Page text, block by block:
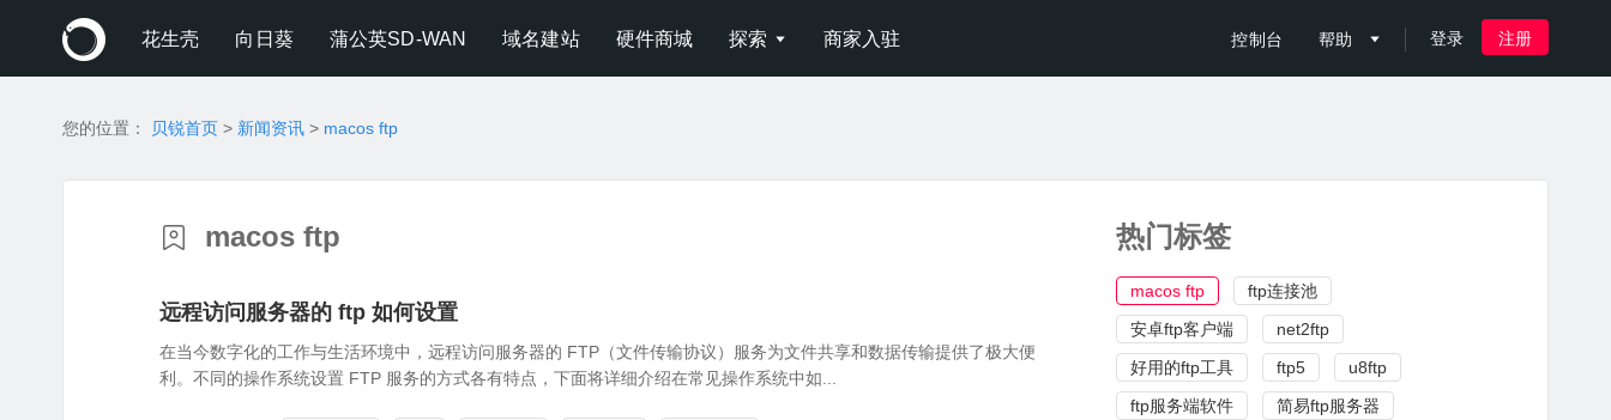
花生壳 向日葵 蒲公英SD-WAN 域名建站 硬件商城 探索  商家入驻 控制台 帮助  登录 注册
您的位置： 贝锐首页 > 新闻资讯 > macos ftp
热门标签
macos ftp
ftp连接池
安卓ftp客户端
net2ftp
好用的ftp工具
ftp5
u8ftp
ftp服务端软件
简易ftp服务器
macos ftp
远程访问服务器的 ftp 如何设置
在当今数字化的工作与生活环境中，远程访问服务器的 FTP（文件传输协议）服务为文件共享和数据传输提供了极大便
利。不同的操作系统设置 FTP 服务的方式各有特点，下面将详细介绍在常见操作系统中如...